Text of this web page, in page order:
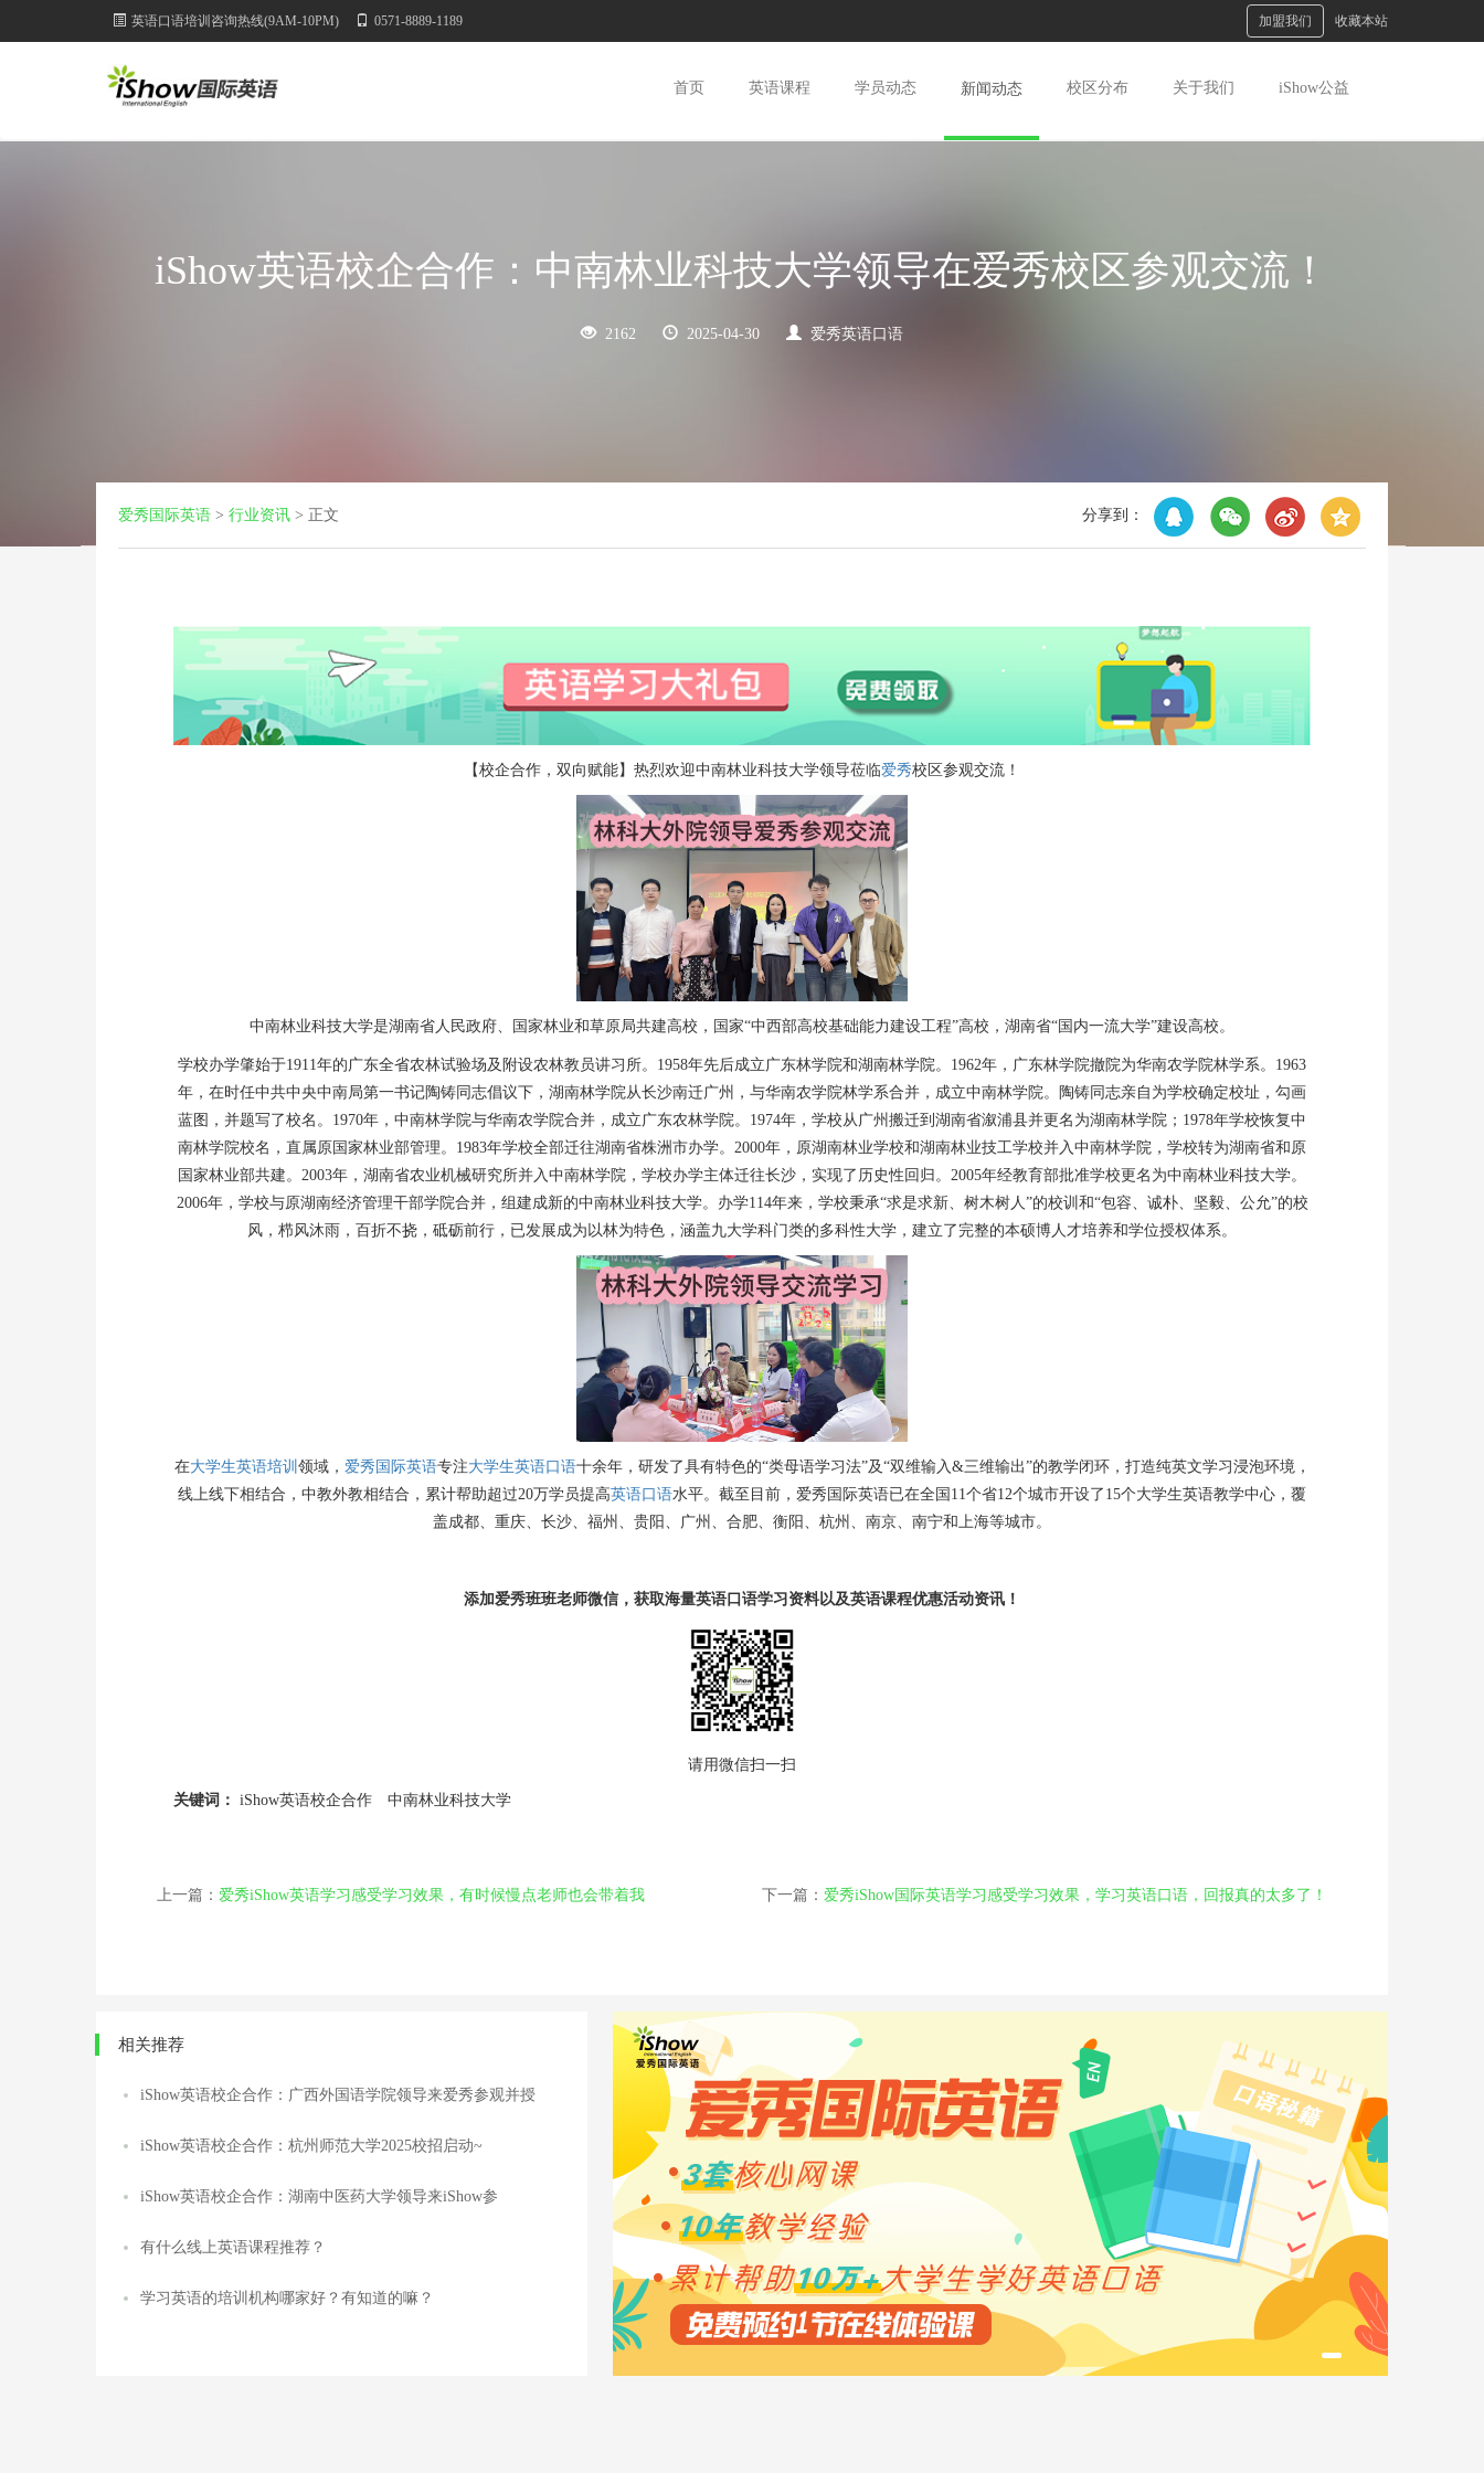
英语口语培训咨询热线(9AM-10PM) 0571-8889-1189 收藏本站
加盟我们
首页(current)英语课程 学员动态 新闻动态 校区分布 关于我们 iShow公益
iShow英语校企合作：中南林业科技大学领导在爱秀校区参观交流！
2162 2025-04-30 爱秀英语口语
爱秀国际英语 > 行业资讯 > 正文 分享到：
【校企合作，双向赋能】 热烈欢迎中南林业科技大学领导莅临爱秀校区参观交流！
中南林业科技大学是湖南省人民政府、国家林业和草原局共建高校，国家“中西部高校基础能力建设工程”高校，湖南省“国内一流大学”建设高校。
学校办学肇始于1911年的广东全省农林试验场及附设农林教员讲习所。1958年先后成立广东林学院和湖南林学院。1962年，广东林学院撤院为华南农学院林学系。1963
年，在时任中共中央中南局第一书记陶铸同志倡议下，湖南林学院从长沙南迁广州，与华南农学院林学系合并，成立中南林学院。陶铸同志亲自为学校确定校址，勾画
蓝图，并题写了校名。1970年，中南林学院与华南农学院合并，成立广东农林学院。1974年，学校从广州搬迁到湖南省溆浦县并更名为湖南林学院；1978年学校恢复中
南林学院校名，直属原国家林业部管理。1983年学校全部迁往湖南省株洲市办学。2000年，原湖南林业学校和湖南林业技工学校并入中南林学院，学校转为湖南省和原
国家林业部共建。2003年，湖南省农业机械研究所并入中南林学院，学校办学主体迁往长沙，实现了历史性回归。2005年经教育部批准学校更名为中南林业科技大学。
2006年，学校与原湖南经济管理干部学院合并，组建成新的中南林业科技大学。办学114年来，学校秉承“求是求新、树木树人”的校训和“包容、诚朴、坚毅、公允”的校
风，栉风沐雨，百折不挠，砥砺前行，已发展成为以林为特色，涵盖九大学科门类的多科性大学，建立了完整的本硕博人才培养和学位授权体系。
在大学生英语培训 领域， 爱秀国际英语专注大学生英语口语十余年，研发了具有特色的“类母语学习法”及“双维输入&三维输出”的教学闭环，打造纯英文学习浸泡环境，
线上线下相结合，中教外教相结合，累计帮助超过20万学员提高英语口语水平。截至目前，爱秀国际英语已在全国11个省12个城市开设了15个大学生英语教学中心，覆
盖成都、重庆、长沙、福州、贵阳、广州、合肥、衡阳、杭州、南京、南宁和上海等城市。
添加爱秀班班老师微信，获取海量英语口语学习资料以及英语课程优惠活动资讯！
请用微信扫一扫
关键词： iShow英语校企合作 中南林业科技大学
上一篇： 爱秀iShow英语学习感受学习效果，有时候慢点老师也会带着我 下一篇： 爱秀iShow国际英语学习感受学习效果，学习英语口语，回报真的太多了！
相关推荐
iShow英语校企合作：广西外国语学院领导来爱秀参观并授
iShow英语校企合作：杭州师范大学2025校招启动~
iShow英语校企合作：湖南中医药大学领导来iShow参
有什么线上英语课程推荐？
学习英语的培训机构哪家好？有知道的嘛？